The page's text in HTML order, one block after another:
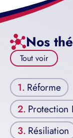
Nos
Tout voir
Réforme
Protection
Résiliation